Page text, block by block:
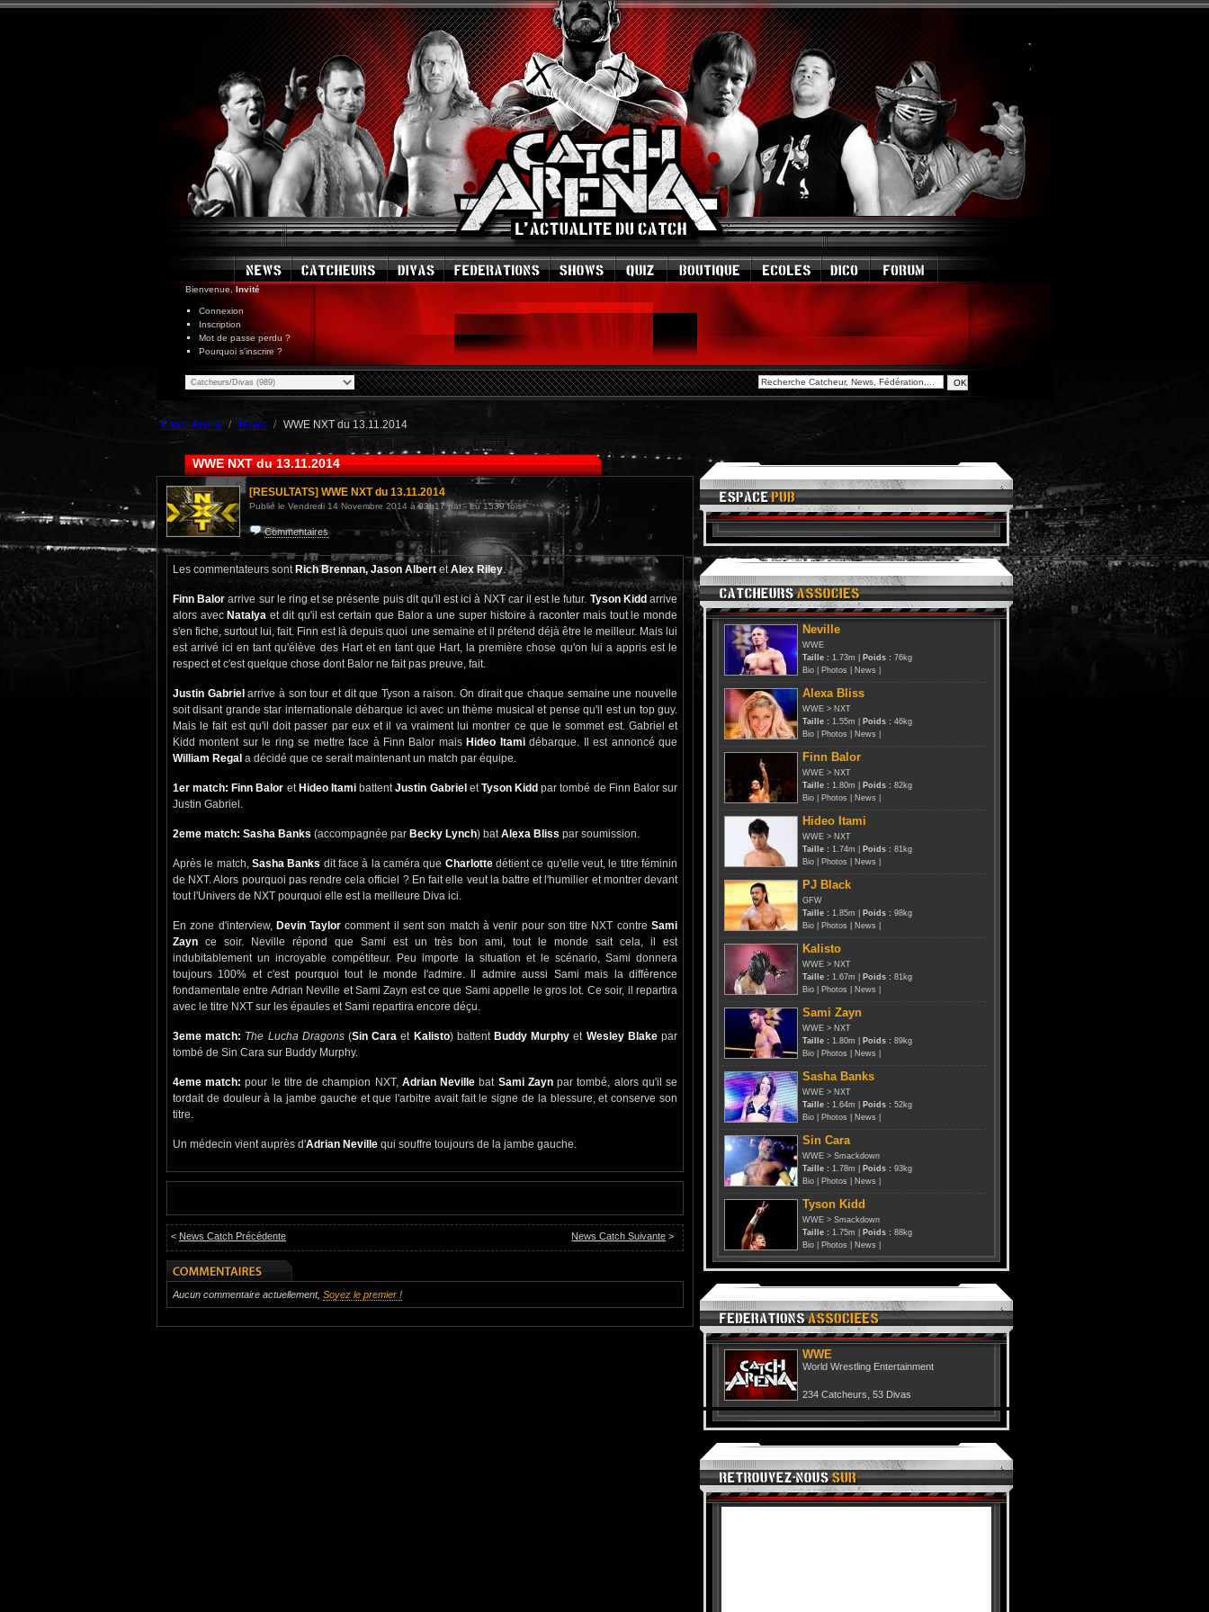
Bienvenue, Invité
Connexion
Inscription
Mot de passe perdu ?
Pourquoi s'inscrire ?
Catch Arena News WWE NXT du 13.11.2014
WWE NXT du 13.11.2014
[RESULTATS] WWE NXT du 13.11.2014
Publié le Vendredi 14 Novembre 2014 à 03h17 par - Lu 1539 fois
Commentaires
Les commentateurs sontRich Brennan, Jason Albert etAlex Riley
Finn Balor arrive sur le ring et se présente puis dit qu'il est ici à NXT car il est le futur. Tyson Kiddarrive
alors avecNatalya et dit qu'il est certain que Balor a une super histoire à raconter mais tout le monde
s'en fiche, surtout lui, fait. Finn est là depuis quoi une semaine et il prétend déjà être le meilleur. Mais lui
est arrivé ici en tant qu'élève des Hart et en tant que Hart, la première chose qu'on lui a appris est le
respect et c'est quelque chose dont Balor ne fait pas preuve, fait.
Justin Gabrielarrive à son tour et dit que Tyson a raison. On dirait que chaque semaine une nouvelle
soit disant grande star internationale débarque ici avec un thème musical et pense qu'il est un top guy.
Mais le fait est qu'il doit passer par eux et il va vraiment lui montrer ce que le sommet est. Gabriel et
Kidd montent sur le ring se mettre face à Finn Balor maisHideo Itamidébarque. Il est annoncé que
William Regal a décidé que ce serait maintenant un match par équipe.
1er match: Finn Balor et Hideo Itami battentJustin Gabrielet Tyson Kidd par tombé de Finn Balor sur
Justin Gabriel.
2eme match: Sasha Banks (accompagnée par Becky Lynch) bat Alexa Bliss par soumission.
Après le match, Sasha Banks dit face à la caméra que Charlottedétient ce qu'elle veut, le titre féminin
de NXT. Alors pourquoi pas rendre cela officiel ? En fait elle veut la battre et l'humilier et montrer devant
tout l'Univers de NXT pourquoi elle est la meilleure Diva ici.
En zone d'interview, Devin Taylor comment il sent son match à venir pour son titre NXT contreSami
Zayn ce soir. Neville répond que Sami est un très bon ami, tout le monde sait cela, il est
indubitablement un incroyable compétiteur. Peu importe la situation et le scénario, Sami donnera
toujours 100% et c'est pourquoi tout le monde l'admire. Il admire aussi Sami mais la différence
fondamentale entre Adrian Neville et Sami Zayn est ce que Sami appelle le gros lot. Ce soir, il repartira
avec le titre NXT sur les épaules et Sami repartira encore déçu.
3eme match: The Lucha Dragons(Sin Cara et Kalisto) battentBuddy Murphy et Wesley Blakepar
tombé de Sin Cara sur Buddy Murphy.
4eme match: pour le titre de champion NXT, Adrian Neville bat Sami Zaynpar tombé, alors qu'il se
tordait de douleur à la jambe gauche et que l'arbitre avait fait le signe de la blessure, et conserve son
titre.
Un médecin vient auprès d'Adrian Neville qui souffre toujours de la jambe gauche.
< News Catch Précédente News Catch Suivante >
Aucun commentaire actuellement, Soyez le premier !
Neville
WWE
Taille : 1.73m | Poids : 76kg
Bio
Photos News
Alexa Bliss
WWE > NXT
Taille : 1.55m | Poids : 46kg
Bio
Photos News
Finn Balor
WWE > NXT
Taille : 1.80m | Poids : 82kg
Bio
Photos News
Hideo Itami
WWE > NXT
Taille : 1.74m | Poids : 81kg
Bio
Photos News
PJ Black
GFW
Taille : 1.85m | Poids : 98kg
Bio
Photos News
Kalisto
WWE > NXT
Taille : 1.67m | Poids : 81kg
Bio
Photos News
Sami Zayn
WWE > NXT
Taille : 1.80m | Poids : 89kg
Bio
Photos News
Sasha Banks
WWE > NXT
Taille : 1.64m | Poids : 52kg
Bio
Photos News
Sin Cara
WWE > Smackdown
Taille : 1.78m | Poids : 93kg
Bio
Photos News
Tyson Kidd
WWE > Smackdown
Taille : 1.75m | Poids : 88kg
Bio
Photos News
WWE
World Wrestling Entertainment
234 Catcheurs 53 Divas